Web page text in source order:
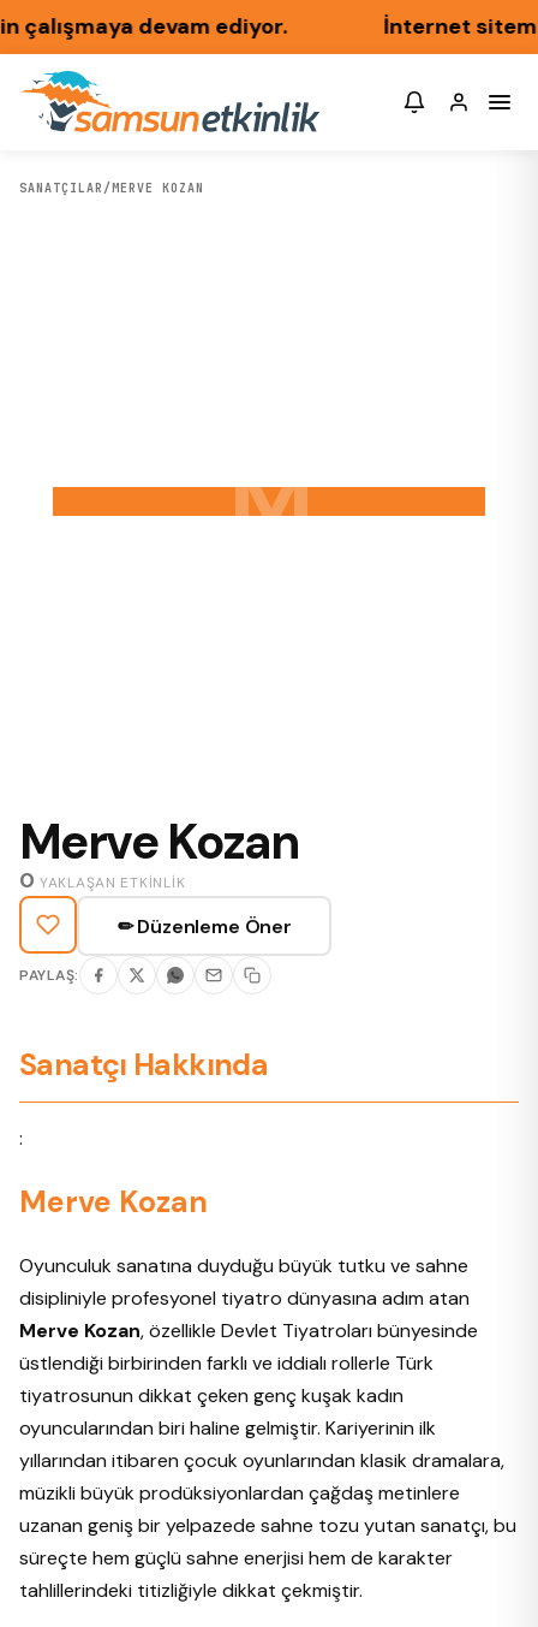
devam ediyor. İnternet
SANATÇILAR /MERVE KOZAN
M
Merve Kozan
0 YAKLAŞAN ETKINLIK
✏ Düzenleme Öner
PAYLAŞ:
Sanatçı Hakkında
:
Merve Kozan
Oyunculuk sanatına duyduğu büyük tutku ve sahne
disipliniyle profesyonel tiyatro dünyasına adım atan
Merve Kozan, özellikle Devlet Tiyatroları bünyesinde
üstlendiği birbirinden farklı ve iddialı rollerle Türk
tiyatrosunun dikkat çeken genç kuşak kadın
oyuncularından biri haline gelmiştir. Kariyerinin ilk
yıllarından itibaren çocuk oyunlarından klasik dramalara,
müzikli büyük prodüksiyonlardan çağdaş metinlere
uzanan geniş bir yelpazede sahne tozu yutan sanatçı, bu
süreçte hem güçlü sahne enerjisi hem de karakter
tahlillerindeki titizliğiyle dikkat çekmiştir.